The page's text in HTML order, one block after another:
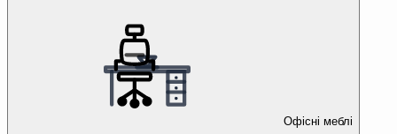
Офісні меблі